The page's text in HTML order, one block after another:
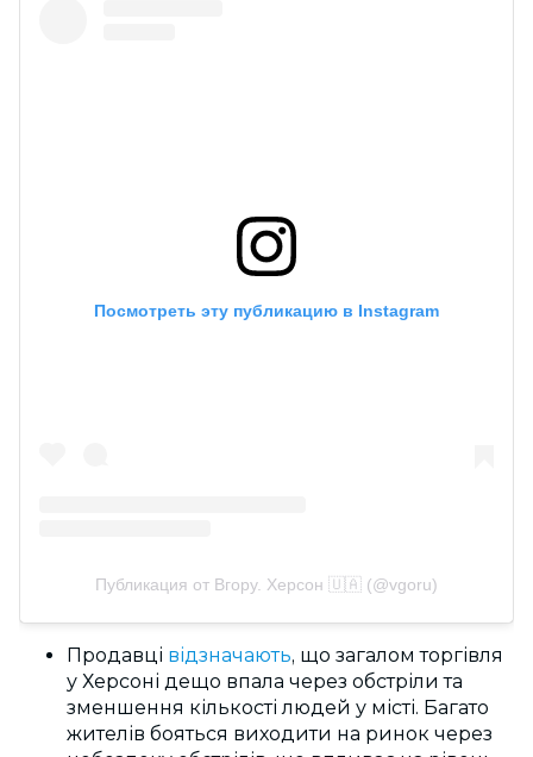
Посмотреть эту публикацию в Instagram
Публикация от Вгору. Херсон 🇺🇦 (@vgoru)
Продавці відзначають, що загалом торгівля
у Херсоні дещо впала через обстріли та
зменшення кількості людей у місті. Багато
жителів бояться виходити на ринок через